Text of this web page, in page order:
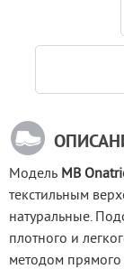
Модель MB
текстильным
натуральные.
плотного и
методом прямого